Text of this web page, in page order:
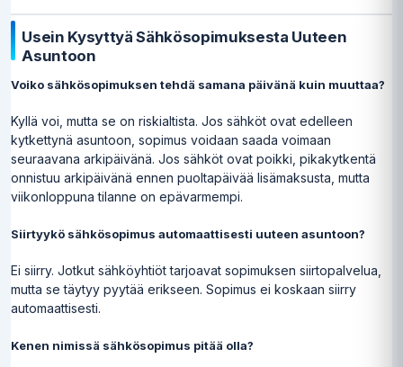
Usein Kysyttyä Sähkösopimuksesta Uuteen
Asuntoon
Voiko sähkösopimuksen tehdä samana päivänä kuin muuttaa?
Kyllä voi, mutta se on riskialtista. Jos sähköt ovat edelleen
kytkettynä asuntoon, sopimus voidaan saada voimaan
seuraavana arkipäivänä. Jos sähköt ovat poikki, pikakytkentä
onnistuu arkipäivänä ennen puoltapäivää lisämaksusta, mutta
viikonloppuna tilanne on epävarmempi.
Siirtyykö sähkösopimus automaattisesti uuteen asuntoon?
Ei siirry. Jotkut sähköyhtiöt tarjoavat sopimuksen siirtopalvelua,
mutta se täytyy pyytää erikseen. Sopimus ei koskaan siirry
automaattisesti.
Kenen nimissä sähkösopimus pitää olla?